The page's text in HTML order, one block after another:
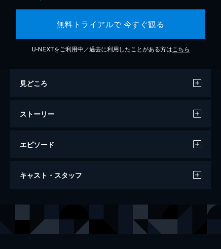
無料トライアルで 今すぐ観る
U-NEXTをご利用中／過去に利用したことがある方は こちら
見どころ
ストーリー
エピソード
カメラを止めるな！
キャスト・スタッフ
日暮真央 真魚